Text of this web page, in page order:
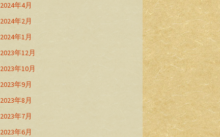
2024年4月
2024年2月
2024年1月
2023年12月
2023年10月
2023年9月
2023年8月
2023年7月
2023年6月